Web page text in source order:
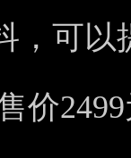
，可
价